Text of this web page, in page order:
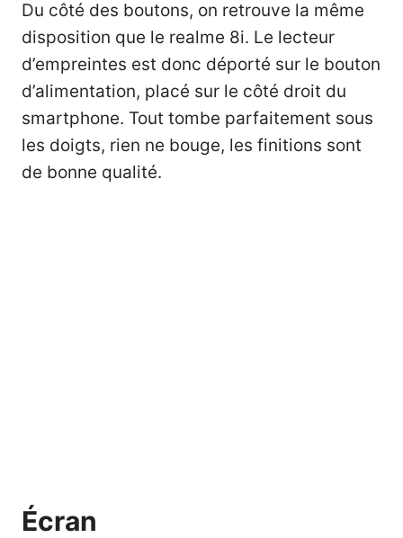
Du côté des boutons, on retrouve la même
disposition que le realme 8i. Le lecteur
d’empreintes est donc déporté sur le bouton
d’alimentation, placé sur le côté droit du
smartphone. Tout tombe parfaitement sous
les doigts, rien ne bouge, les finitions sont
de bonne qualité.
Écran